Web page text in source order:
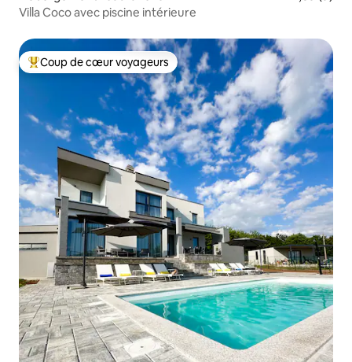
Villa Coco avec piscine intérieure
Coups de cœur voyageurs les plus appréciés
Coup de cœur voyageurs